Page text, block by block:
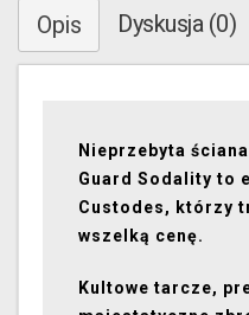
Opis Dyskusja (0)
Nieprzebyta
Guard Sodality to
Custodes, którzy
wszelką cenę.
Kultowe tarcze,